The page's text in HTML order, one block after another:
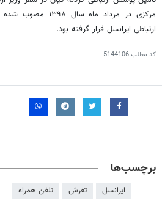
مرکزی در مرداد
ارتباطی ایرانسل قرار گرفته بود.
کد مطلب5144106
برچسب‌ها
ایرانسل تفرش تلفن همراه